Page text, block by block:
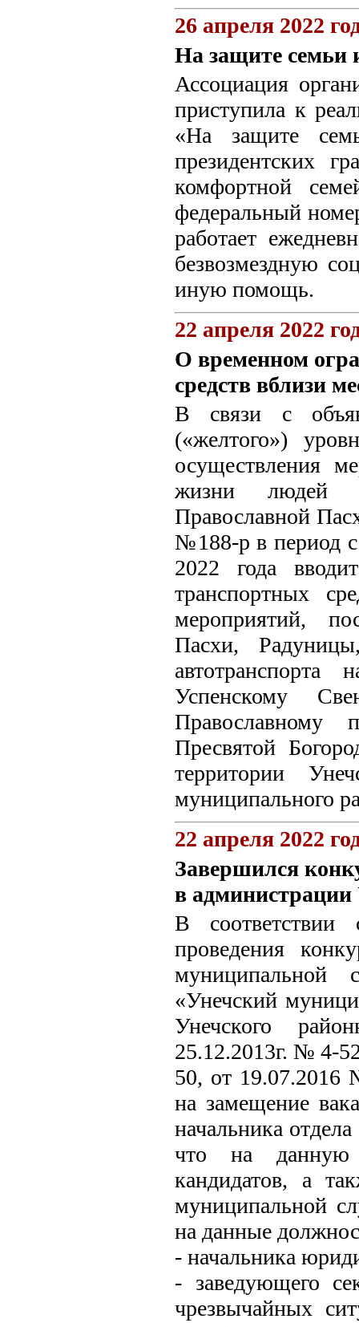
26 апреля 2022
На защите семьи
Ассоциация
приступила к
«На защите
президентских
комфортной
федеральный
работает
безвозмездную
иную помощь.
22 апреля 2022
О временном
средств вблизи
В связи с
(«желтого»)
осуществления
жизни людей в
Православной
№188-р в период с
2022 года
транспортных
мероприятий,
Пасхи,
Успенскому
Православному
Пресвятой
территории
муниципального
22 апреля 2022
Завершился
в администрации
В
проведения
муниципальной
«Унечский
Унечского
25.12.2013г. № 4-
50, от 19.07.2016
на замещение
начальника
что на данную
кандидатов, а
муниципальной
на данные
- начальника
- заведующего
чрезвычайных